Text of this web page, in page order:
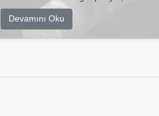
Devamını Oku